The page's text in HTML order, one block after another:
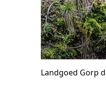
Landgoed Gorp